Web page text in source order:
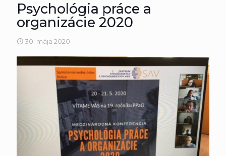
Psychológia práce a
organizácie 2020
30. mája 2020